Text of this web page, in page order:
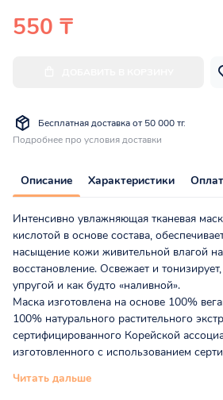
550 ₸
Бесплатная доставка от 50 000 тг.
Подробнее про условия доставки
Описание Характеристики
Интенсивно увлажняющая тканевая
кислотой в основе состава,
насыщение кожи живительной влагой
восстановление. Освежает и
упругой и как будто «наливной».
Маска изготовлена на основе 100%
100% натурального растительного
сертифицированного Корейской
изготовленного с использованием
Читать дальше